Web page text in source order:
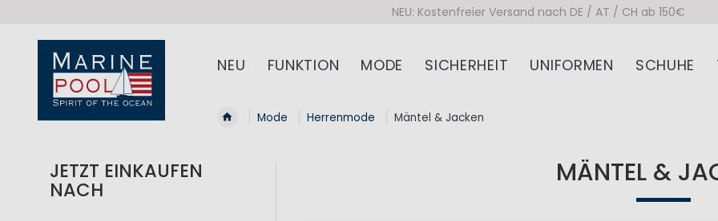
NEU: Kostenfreier Versand nach DE / AT / CH ab 150€
NEU FUNKTION MODE SICHERHEIT UNIFORMEN SCHUHE
Mode Herrenmode Mäntel & Jacken
MÄNTEL &
JETZT EINKAUFEN
NACH